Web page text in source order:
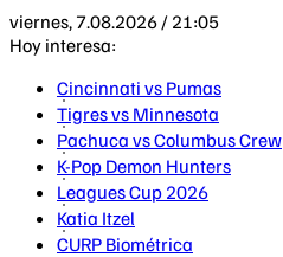
viernes, 7.08.2026 / 21:05
Hoy interesa:
Cincinnati vs Pumas
Tigres vs Minnesota
Pachuca vs Columbus Crew
K-Pop Demon Hunters
Leagues Cup 2026
Katia Itzel
CURP Biométrica